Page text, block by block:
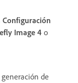
Configuración
Image 4 o
de